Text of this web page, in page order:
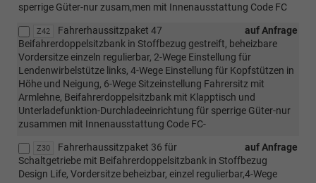
sperrige Güter-nur zusam,men mit Innenausstattung Code FC
Z42 auf Anfrage
Fahrerhaussitzpaket 47
Beifahrerdoppelsitzbank in Stoffbezug gestreift, beheizbare
Vordersitze einzeln regulierbar, 2-Wege Einstellung für
Lendenwirbelstütze links, 4-Wege Einstellung für Kopfstützen in
Höhe und Neigung, 6-Wege Sitzeinstellung Fahrersitz mit
Armlehne, Beifahrerdoppelsitzbank mit Klapptisch und
Unterladefunktion-Durchladeeinrichtung für sperrige Güter-nur
zusammen mit Innenausstattung Code FC-
Z30 auf Anfrage
Fahrerhaussitzpaket 36 für
Schaltgetriebe mit Beifahrerdoppelsitzbank in Stoffbezug
Design Life, Vordersitze beheizbar, einzel regulierbar,4-Wege